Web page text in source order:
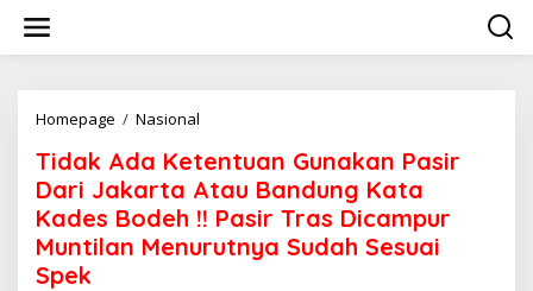
konten
Homepage / Nasional
Ketentuan
Gunakan
Pasir
Dari
Jakarta
Tidak Ada Ketentuan Gunakan Pasir
Dari Jakarta Atau Bandung Kata
Kades Bodeh !! Pasir Tras Dicampur
Muntilan Menurutnya Sudah Sesuai
Spek